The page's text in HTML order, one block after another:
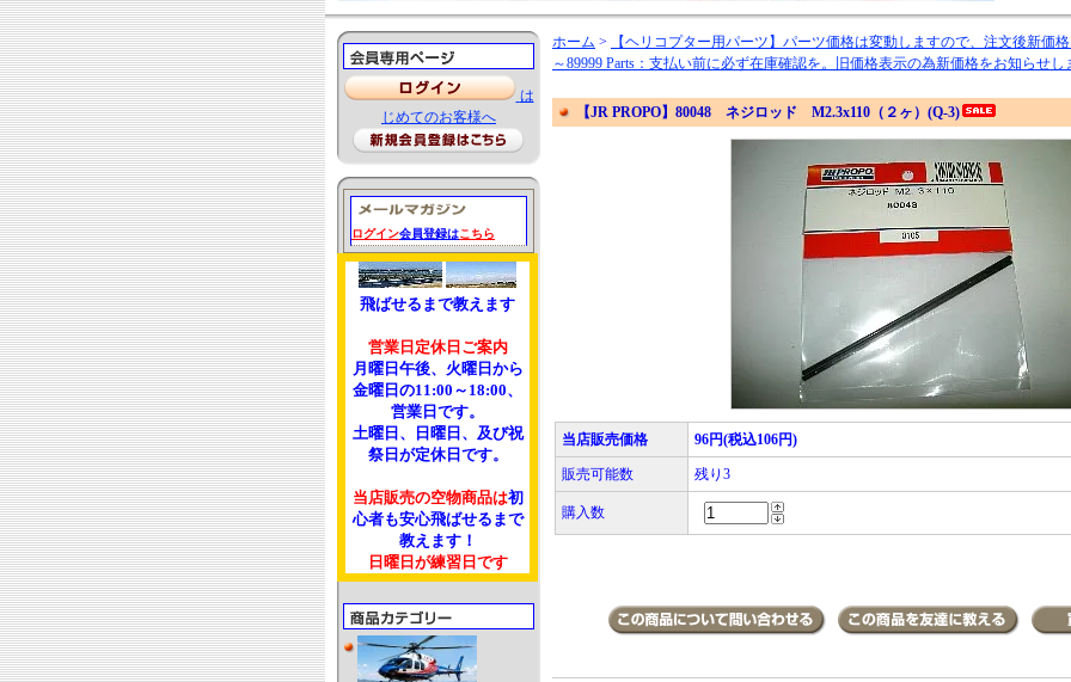
は
じめてのお客様へ
ログイン会員登録はこちら
飛ばせるまで教えます
営業日定休日ご案内
月曜日午後、火曜日から
金曜日の11:00～18:00、
営業日です。
土曜日、日曜日、及び祝
祭日が定休日です。
当店販売の空物商品は初
心者も安心飛ばせるまで
教えます！
日曜日が練習日です
ホーム >
【ヘリコプター用パーツ】パーツ価格は変動しますので、注文後新価
～89999 Parts：支払い前に必ず在庫確認を。旧価格表示の為新価格をお知らせし
【JR PROPO】80048 ネジロッド M2.3x110（２ヶ）(Q-3)
当店販売価格 96円(税込106円)
販売可能数 残り3
購入数